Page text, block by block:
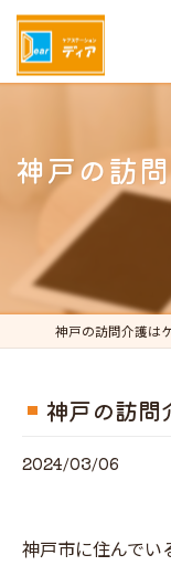
神戸の訪
神戸の訪問
2024/03/06
神戸市に住んでい